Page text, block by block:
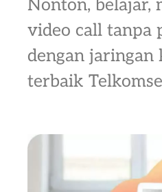
Nonton, belajar,
video call tanpa
dengan jaringan
terbaik